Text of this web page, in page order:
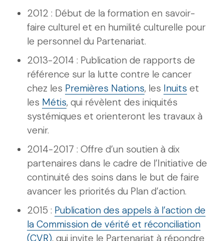
2012 : Début de la formation en savoir-
faire culturel et en humilité culturelle pour
le personnel du Partenariat.
2013-2014 : Publication de rapports de
référence sur la lutte contre le cancer
chez les Premières Nations, les Inuits et
les Métis, qui révèlent des iniquités
systémiques et orienteront les travaux à
venir.
2014-2017 : Offre d’un soutien à dix
partenaires dans le cadre de l’Initiative de
continuité des soins dans le but de faire
avancer les priorités du Plan d’action.
2015 : Publication des appels à l’action de
la Commission de vérité et réconciliation
(CVR), qui invite le Partenariat à répondre